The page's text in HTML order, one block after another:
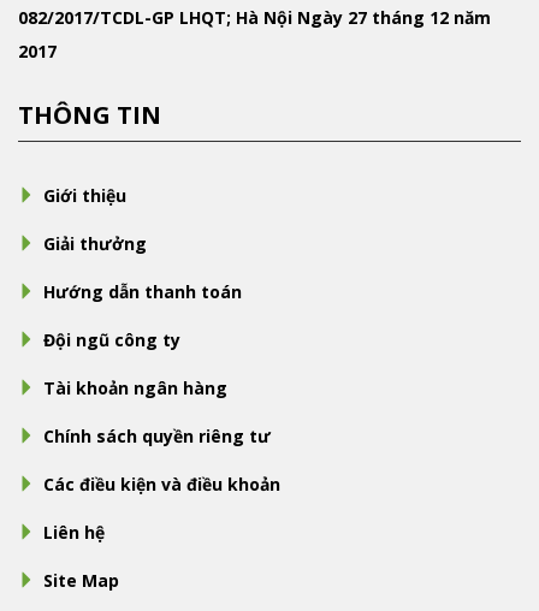
082/2017/TCDL-GP LHQT; Hà Nội Ngày 27 tháng 12 năm
2017
THÔNG TIN
Giới thiệu
Giải thưởng
Hướng dẫn thanh toán
Đội ngũ công ty
Tài khoản ngân hàng
Chính sách quyền riêng tư
Các điều kiện và điều khoản
Liên hệ
Site Map